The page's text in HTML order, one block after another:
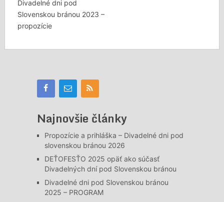
Divadelné dni pod
Slovenskou bránou 2023 –
propozície
Najnovšie články
Propozície a prihláška – Divadelné dni pod
slovenskou bránou 2026
DEŤOFESŤO 2025 opäť ako súčasť
Divadelných dní pod Slovenskou bránou
Divadelné dni pod Slovenskou bránou
2025 – PROGRAM